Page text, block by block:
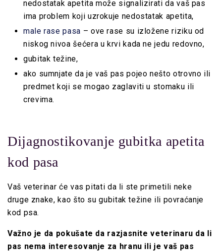
nedostatak apetita može signalizirati da vaš pas
ima problem koji uzrokuje nedostatak apetita,
male rase pasa – ove rase su izložene riziku od
niskog nivoa šećera u krvi kada ne jedu redovno,
gubitak težine,
ako sumnjate da je vaš pas pojeo nešto otrovno ili
predmet koji se mogao zaglaviti u stomaku ili
crevima.
Dijagnostikovanje gubitka apetita
kod pasa
Vaš veterinar će vas pitati da li ste primetili neke
druge znake, kao što su gubitak težine ili povraćanje
kod psa.
Važno je da pokušate da razjasnite veterinaru da li
pas nema interesovanje za hranu ili je vaš pas